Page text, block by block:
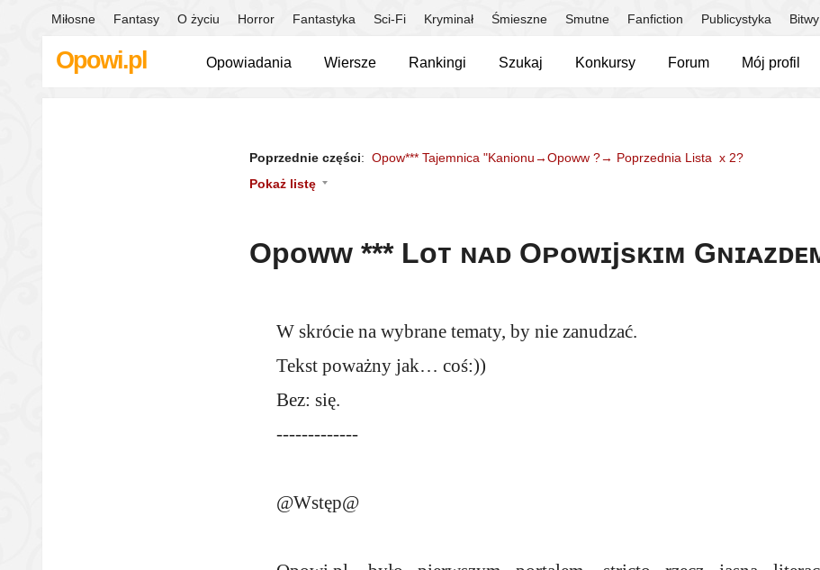
Miłosne Fantasy O życiu Horror Fantastyka Sci-Fi Kryminał Śmieszne Smutne Fanfiction Publicystyka Bitwy
Opowi.pl Opowiadania Wiersze Rankingi Szukaj Konkursy Forum Mój profil
Poprzednie części: Opow*** Tajemnica "Kanionu→Opoww ?→ Poprzednia Lista x 2?
Pokaż listę
Opoww *** Lᴏᴛ ɴᴀᴅ Oᴘᴏᴡɪjsᴋɪᴍ
W skrócie na wybrane tematy, by nie zanudzać.
Tekst poważny jak… coś:))
Bez: się.
-------------
@Wstęp@